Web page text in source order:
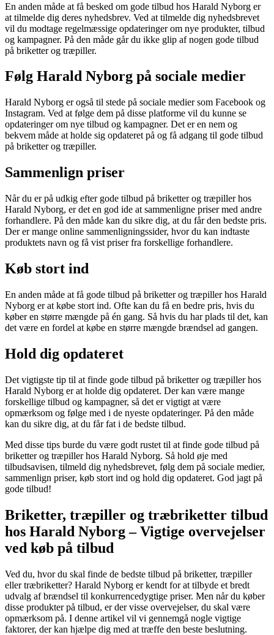
En anden måde at få besked om gode tilbud hos Harald Nyborg er
at tilmelde dig deres nyhedsbrev. Ved at tilmelde dig nyhedsbrevet
vil du modtage regelmæssige opdateringer om nye produkter, tilbud
og kampagner. På den måde går du ikke glip af nogen gode tilbud
på briketter og træpiller.
Følg Harald Nyborg på sociale medier
Harald Nyborg er også til stede på sociale medier som Facebook og
Instagram. Ved at følge dem på disse platforme vil du kunne se
opdateringer om nye tilbud og kampagner. Det er en nem og
bekvem måde at holde sig opdateret på og få adgang til gode tilbud
på briketter og træpiller.
Sammenlign priser
Når du er på udkig efter gode tilbud på briketter og træpiller hos
Harald Nyborg, er det en god ide at sammenligne priser med andre
forhandlere. På den måde kan du sikre dig, at du får den bedste pris.
Der er mange online sammenligningssider, hvor du kan indtaste
produktets navn og få vist priser fra forskellige forhandlere.
Køb stort ind
En anden måde at få gode tilbud på briketter og træpiller hos Harald
Nyborg er at købe stort ind. Ofte kan du få en bedre pris, hvis du
køber en større mængde på én gang. Så hvis du har plads til det, kan
det være en fordel at købe en større mængde brændsel ad gangen.
Hold dig opdateret
Det vigtigste tip til at finde gode tilbud på briketter og træpiller hos
Harald Nyborg er at holde dig opdateret. Der kan være mange
forskellige tilbud og kampagner, så det er vigtigt at være
opmærksom og følge med i de nyeste opdateringer. På den måde
kan du sikre dig, at du får fat i de bedste tilbud.
Med disse tips burde du være godt rustet til at finde gode tilbud på
briketter og træpiller hos Harald Nyborg. Så hold øje med
tilbudsavisen, tilmeld dig nyhedsbrevet, følg dem på sociale medier,
sammenlign priser, køb stort ind og hold dig opdateret. God jagt på
gode tilbud!
Briketter, træpiller og træbriketter tilbud
hos Harald Nyborg – Vigtige overvejelser
ved køb på tilbud
Ved du, hvor du skal finde de bedste tilbud på briketter, træpiller
eller træbriketter? Harald Nyborg er kendt for at tilbyde et bredt
udvalg af brændsel til konkurrencedygtige priser. Men når du køber
disse produkter på tilbud, er der visse overvejelser, du skal være
opmærksom på. I denne artikel vil vi gennemgå nogle vigtige
faktorer, der kan hjælpe dig med at træffe den beste beslutning.